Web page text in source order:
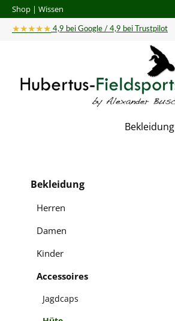
Hauptinhalt springen
Zur Suche springen
Zur Hauptnavigation springen
Shop | Wissen
★★★★★ 4,9 bei Google / 4,9 bei Trustpilot
Bekleidung
Bekleidung
Herren
Damen
Kinder
Accessoires
Jagdcaps